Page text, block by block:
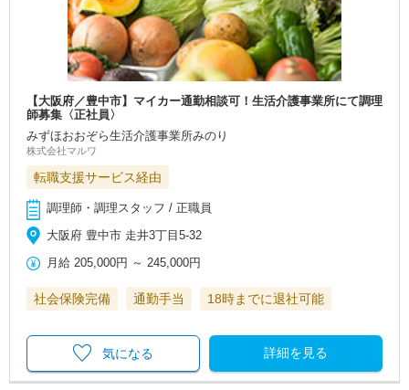
【大阪府／豊中市】マイカー通勤相談可！生活介護事業所にて調理
師募集〈正社員〉
みずほおおぞら生活介護事業所みのり
株式会社マルワ
転職支援サービス経由
調理師・調理スタッフ / 正職員
大阪府 豊中市 走井3丁目5‐32
月給 205,000円 ～ 245,000円
社会保険完備 通勤手当 18時までに退社可能
詳細を見る
気になる